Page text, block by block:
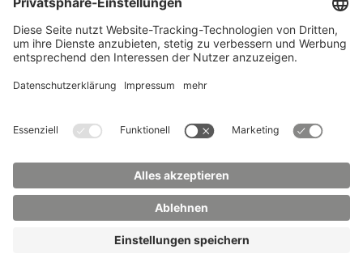
Alle StudiengängeDatenschutz
ImpressumBarrierefreiheitPresse